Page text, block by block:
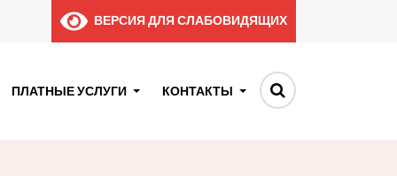
ВЕРСИЯ ДЛЯ СЛАБОВИДЯЩИХ
ПЛАТНЫЕ УСЛУГИ КОНТАКТЫ